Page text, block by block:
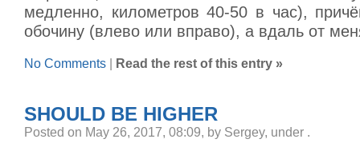
медленно, километров 40-50 в час),
обочину (влево или вправо), а вдаль от
No Comments Read the rest of this entry »
SHOULD BE HIGHER
Posted on May 26, 2017, 08:09, by Sergey, under .